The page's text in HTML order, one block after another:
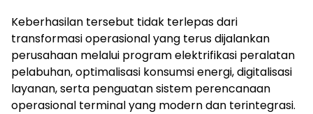
Keberhasilan tersebut tidak terlepas dari
transformasi operasional yang terus dijalankan
perusahaan melalui program elektrifikasi peralatan
pelabuhan, optimalisasi konsumsi energi, digitalisasi
layanan, serta penguatan sistem perencanaan
operasional terminal yang modern dan terintegrasi.